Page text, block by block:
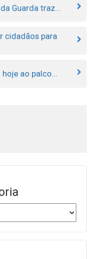
Guarda traz...
cidadãos para
ao palco...